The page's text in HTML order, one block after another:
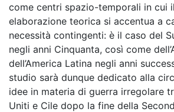
come centri spazio-temporali in cui
elaborazione teorica si accentua a
necessità contingenti: è il caso del
negli anni Cinquanta, così come
dell’America Latina negli anni
studio sarà dunque dedicato alla
idee in materia di guerra irregolare
Uniti e Cile dopo la fine della